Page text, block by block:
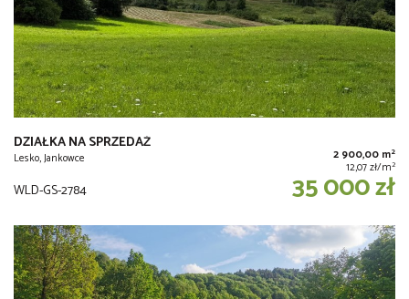
DZIAŁKA NA SPRZEDAŻ
Lesko, Jankowce 2 900,00 m2
12,07 zł/m2
WLD-GS-2784 35 000 zł